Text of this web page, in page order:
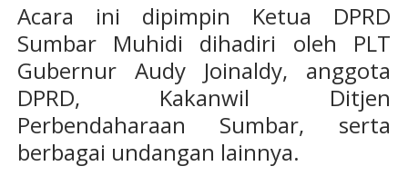
Acara ini dipimpin Ketua DPRD
Sumbar Muhidi dihadiri oleh PLT
Gubernur Audy Joinaldy, anggota
DPRD, Kakanwil Ditjen
Perbendaharaan Sumbar, serta
berbagai undangan lainnya.